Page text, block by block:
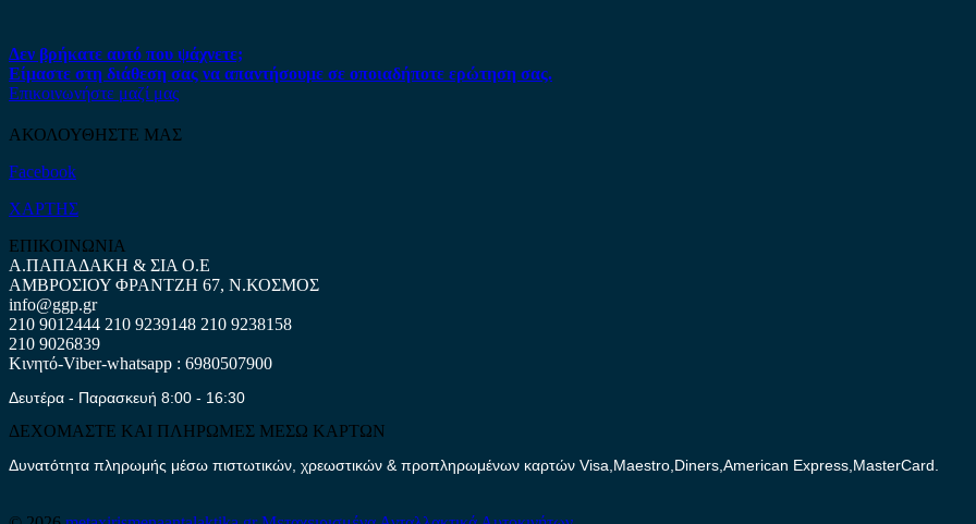
Δεν βρήκατε αυτό που ψάχνετε;
Είμαστε στη διάθεση σας να απαντήσουμε σε οποιαδήποτε ερώτηση σας.
Επικοινωνήστε μαζί μας
ΑΚΟΛΟΥΘΗΣΤΕ ΜΑΣ
Facebook
ΧΑΡΤΗΣ
ΕΠΙΚΟΙΝΩΝΙΑ
Α.ΠΑΠΑΔΑΚΗ & ΣΙΑ Ο.Ε
ΑΜΒΡΟΣΙΟΥ ΦΡΑΝΤΖΗ 67, Ν.ΚΟΣΜΟΣ
info@ggp.gr
210 9012444 210 9239148 210 9238158
210 9026839
Κινητό-Viber-whatsapp : 6980507900
Δευτέρα - Παρασκευή 8:00 - 16:30
ΔΕΧΟΜΑΣΤΕ ΚΑΙ ΠΛΗΡΩΜΕΣ ΜΕΣΩ ΚΑΡΤΩΝ
Δυνατότητα πληρωμής μέσω πιστωτικών, χρεωστικών & προπληρωμένων καρτών Visa,Maestro,Diners,American Express,MasterCard.